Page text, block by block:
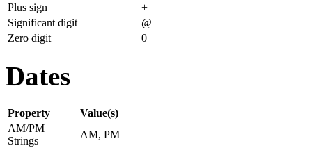
Plus sign
+
Significant digit
@
Zero digit
0
Dates
Property
Value(s)
AM/PM
Strings
AM, PM